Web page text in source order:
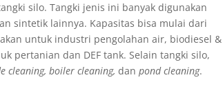
silo. Tangki jenis ini banyak digunakan
sintetik lainnya. Kapasitas bisa mulai dari
untuk industri pengolahan air, biodiesel &
pertanian dan DEF tank. Selain tangki silo,
cleaning, boiler cleaning,dan pond cleaning.